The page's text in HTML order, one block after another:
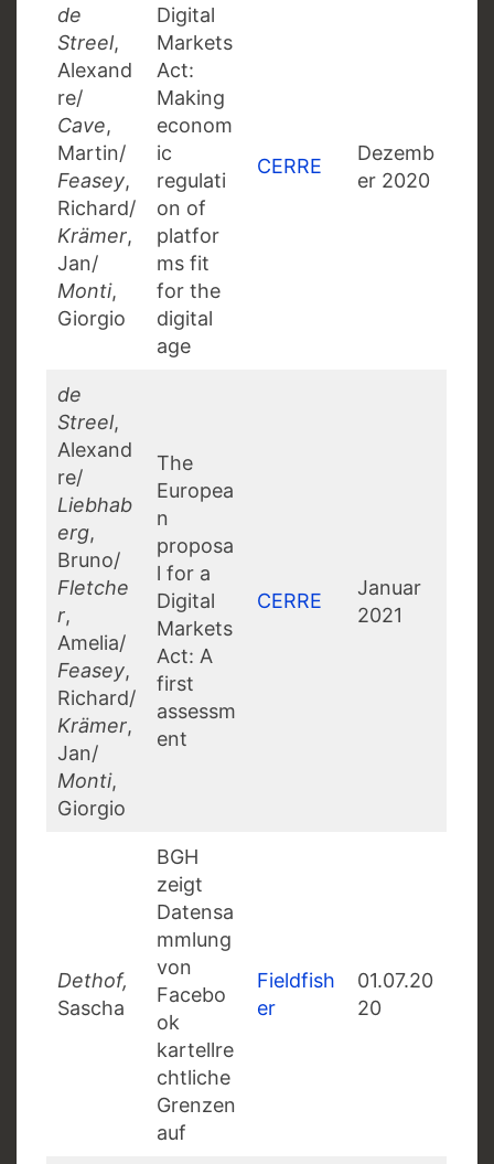
de
Streel,
Alexand
re/
Cave,
Martin/
Feasey,
Richard/
Krämer,
Jan/
Monti,
Giorgio
Digital
Markets
Act:
Making
econom
ic
regulati
on of
platfor
ms fit
for the
digital
age
CERRE
Dezemb
er 2020
de
Streel,
Alexand
re/
Liebhab
erg,
Bruno/
Fletche
r,
Amelia/
Feasey,
Richard/
Krämer,
Jan/
Monti,
Giorgio
The
Europea
n
proposa
l for a
Digital
Markets
Act: A
first
assessm
ent
CERRE
Januar
2021
Dethof,
Sascha
BGH
zeigt
Datensa
mmlung
von
Facebo
ok
kartellre
chtliche
Grenzen
auf
Fieldfish
er
01.07.20
20